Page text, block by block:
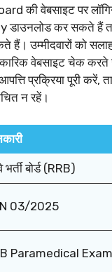
की वेबसाइट पर
डाउनलोड कर सकते हैं
उम्मीदवारों को
वेबसाइट चेक करते
प्रक्रिया पूरी करें,
न रहें।
बोर्ड (RRB)
03/2025
Paramedical